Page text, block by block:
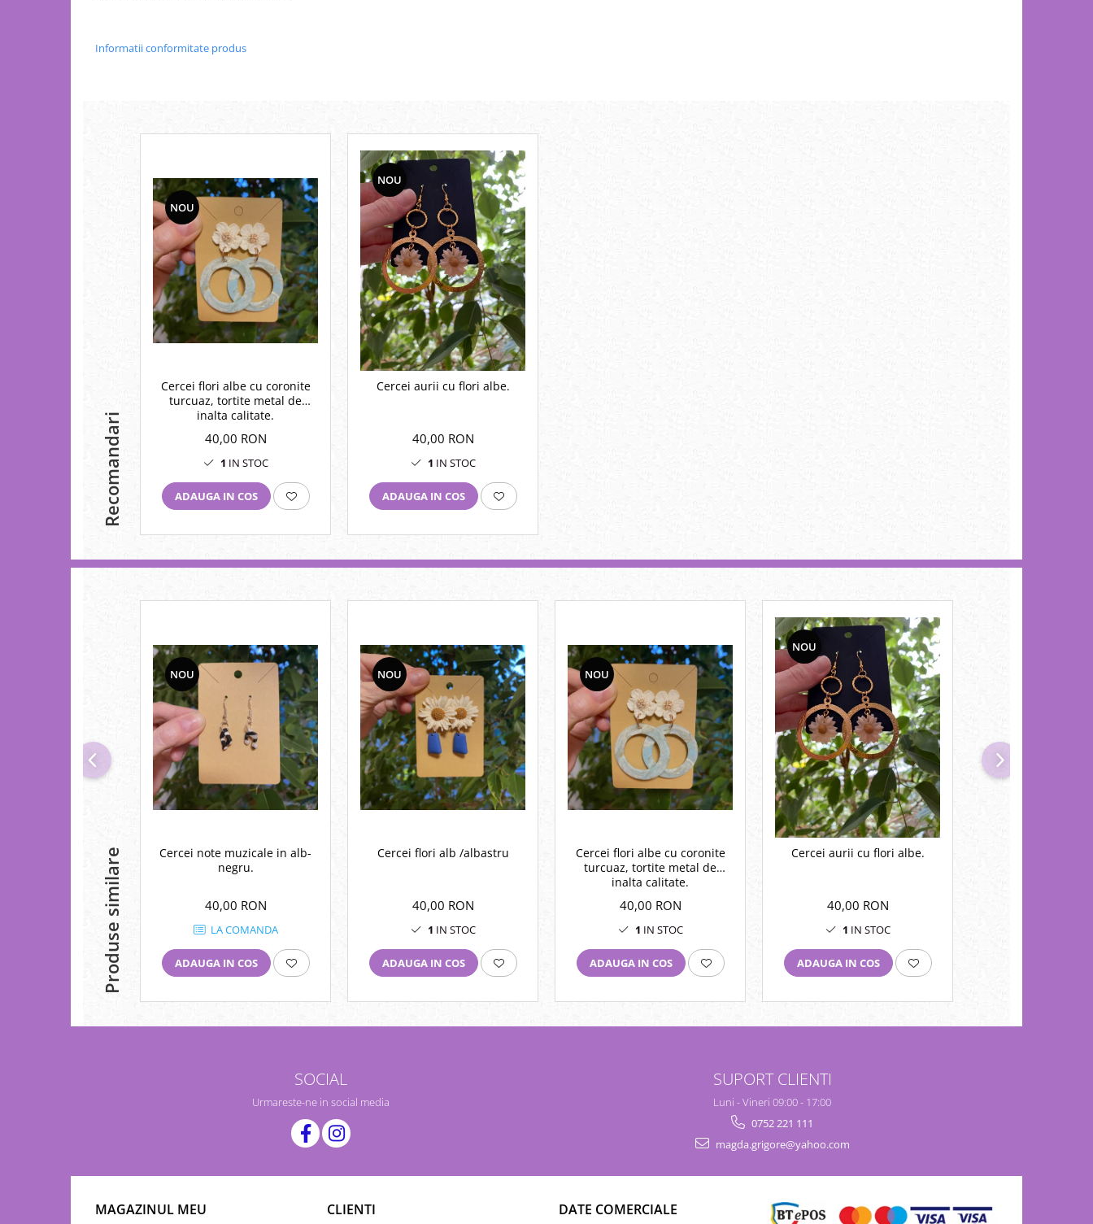
Informatii conformitate produs
Recomandari
NOU
Cercei flori albe cu coronite
turcuaz, tortite metal de
inalta calitate.
40,00 RON
1 IN STOC
ADAUGA IN COS
NOU
Cercei aurii cu flori albe.
40,00 RON
1 IN STOC
ADAUGA IN COS
Produse similare
NOU
Cercei note muzicale in alb-
negru.
40,00 RON
LA COMANDA
ADAUGA IN COS
NOU
Cercei flori alb /albastru
40,00 RON
1 IN STOC
ADAUGA IN COS
NOU
Cercei flori albe cu coronite
turcuaz, tortite metal de
inalta calitate.
40,00 RON
1 IN STOC
ADAUGA IN COS
NOU
Cercei aurii cu flori albe.
40,00 RON
1 IN STOC
ADAUGA IN COS
NOU
SOCIAL
Urmareste-ne in social media
SUPORT CLIENTI
Luni - Vineri 09:00 - 17:00
0752 221 111
magda.grigore@yahoo.com
MAGAZINUL MEU CLIENTI DATE COMERCIALE